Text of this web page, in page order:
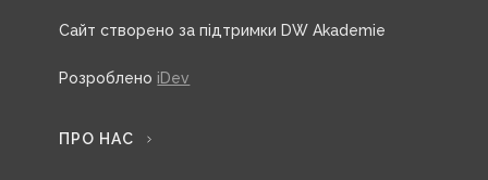
Сайт створено за підтримки DW Akademie
Розроблено iDev
ПРО НАС